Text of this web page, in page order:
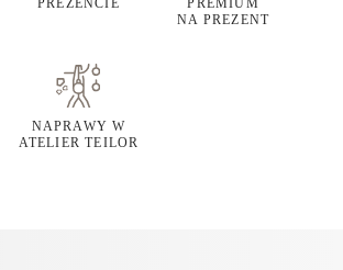
PREZENCIE
PREMIUM
NA PREZENT
NAPRAWY W
ATELIER TEILOR